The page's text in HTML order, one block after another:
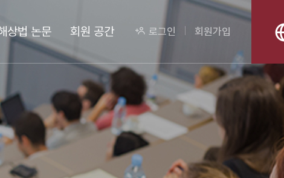
상법 논문 회원 공간 로그인 회원가입